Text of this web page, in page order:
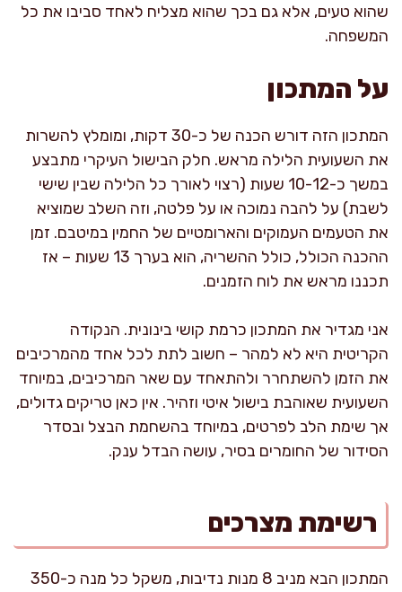
שהוא טעים, אלא גם בכך שהוא מצליח לאחד סביבו את כל
המשפחה.
על המתכון
המתכון הזה דורש הכנה של כ-30 דקות, ומומלץ להשרות
את השעועית הלילה מראש. חלק הבישול העיקרי מתבצע
במשך כ-10-12 שעות (רצוי לאורך כל הלילה שבין שישי
לשבת) על להבה נמוכה או על פלטה, וזה השלב שמוציא
את הטעמים העמוקים והארומטיים של החמין במיטבם. זמן
ההכנה הכולל, כולל ההשריה, הוא בערך 13 שעות – אז
תכננו מראש את לוח הזמנים.
אני מגדיר את המתכון כרמת קושי בינונית. הנקודה
הקריטית היא לא למהר – חשוב לתת לכל אחד מהמרכיבים
את הזמן להשתחרר ולהתאחד עם שאר המרכיבים, במיוחד
השעועית שאוהבת בישול איטי וזהיר. אין כאן טריקים גדולים,
אך שימת הלב לפרטים, במיוחד בהשחמת הבצל ובסדר
הסידור של החומרים בסיר, עושה הבדל ענק.
רשימת מצרכים
המתכון הבא מניב 8 מנות נדיבות, משקל כל מנה כ-350